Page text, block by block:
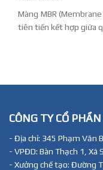
Màng MBR
tiên tiến kết hợp giữa
CÔNG TY CỔ
- Địa chỉ: 345 Phạm Văn
- VPĐD: Bàn Thạch 1, Xã
- Xưởng chế tạo: Đường